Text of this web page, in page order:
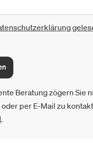
Beratung zögern Sie
per E-Mail zu
.